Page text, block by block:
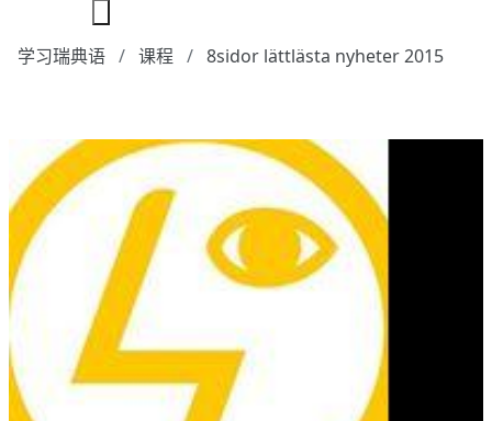
学习瑞典语 课程 8sidor lättlästa nyheter 2015